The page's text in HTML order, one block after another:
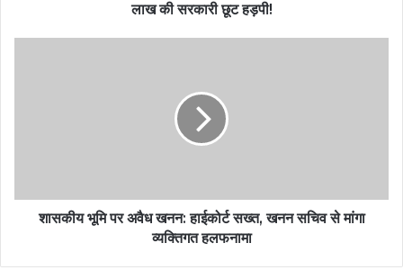
लाख की सरकारी छूट हड़पी!
शासकीय भूमि पर अवैध खनन: हाईकोर्ट सख्त, खनन सचिव से मांगा
व्यक्तिगत हलफनामा